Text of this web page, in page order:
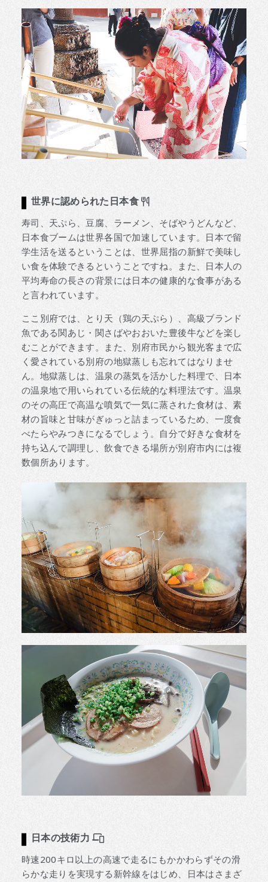
世界に認められた日本食
寿司、天ぷら、豆腐、ラーメン、そばやうどんなど、
日本食ブームは世界各国で加速しています。日本で留
学生活を送るということは、世界屈指の新鮮で美味し
い食を体験できるということですね。また、日本人の
平均寿命の長さの背景には日本の健康的な食事がある
と言われています。
ここ別府では、とり天（鶏の天ぷら）、高級ブランド
魚である関あじ・関さばやおおいた豊後牛などを楽し
むことができます。また、別府市民から観光客まで広
く愛されている別府の地獄蒸しも忘れてはなりませ
ん。地獄蒸しは、温泉の蒸気を活かした料理で、日本
の温泉地で用いられている伝統的な料理法です。温泉
のその高圧で高温な噴気で一気に蒸された食材は、素
材の旨味と甘味がぎゅっと詰まっているため、一度食
べたらやみつきになるでしょう。自分で好きな食材を
持ち込んで調理し、飲食できる場所が別府市内には複
数個所あります。
日本の技術力
時速200キロ以上の高速で走るにもかかわらずその滑
らかな走りを実現する新幹線をはじめ、日本はさまざ